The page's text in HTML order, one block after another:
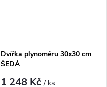
Dvířka plynoměru 30x30 cm
ŠEDÁ
1 248 Kč/ ks